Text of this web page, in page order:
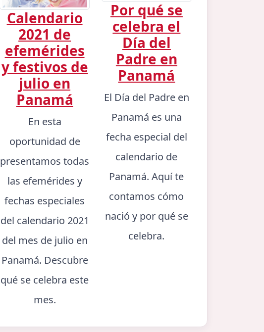
Calendario
2021 de
efemérides
y festivos de
julio en
Panamá
En esta
oportunidad de
presentamos todas
las efemérides y
fechas especiales
del calendario 2021
del mes de julio en
Panamá. Descubre
qué se celebra este
mes.
Por qué se
celebra el
Día del
Padre en
Panamá
El Día del Padre en
Panamá es una
fecha especial del
calendario de
Panamá. Aquí te
contamos cómo
nació y por qué se
celebra.